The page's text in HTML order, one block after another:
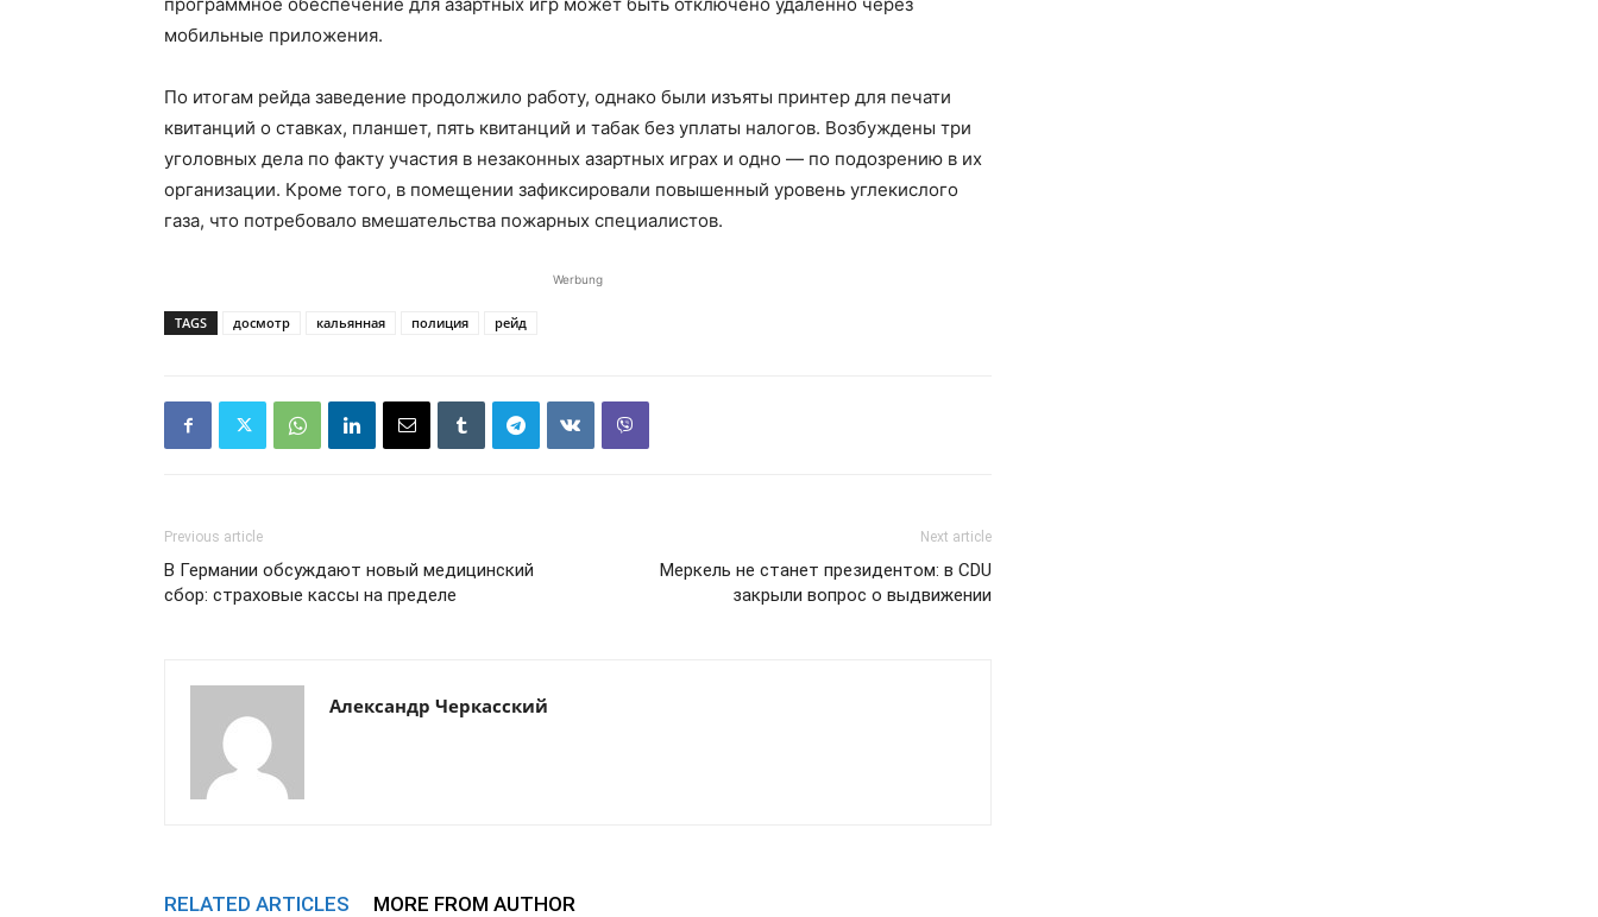
мобильные приложения.
По итогам рейда заведение продолжило работу, однако были изъяты принтер для печати
квитанций о ставках, планшет, пять квитанций и табак без уплаты налогов. Возбуждены три
уголовных дела по факту участия в незаконных азартных играх и одно — по подозрению в их
организации. Кроме того, в помещении зафиксировали повышенный уровень углекислого
газа, что потребовало вмешательства пожарных специалистов.
Werbung
TAGS досмотр кальянная полиция рейд
Previous article
В Германии обсуждают новый медицинский
сбор: страховые кассы на пределе
Next article
Меркель не станет президентом: в CDU
закрыли вопрос о выдвижении
Александр Черкасский
RELATED ARTICLES MORE FROM AUTHOR